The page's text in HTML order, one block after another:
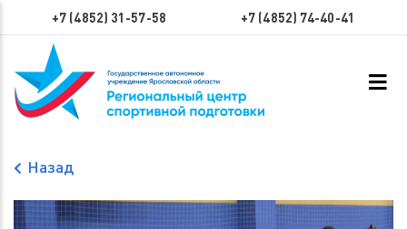
+7 (4852) 31-57-58 +7 (4852) 74-40-41
Назад